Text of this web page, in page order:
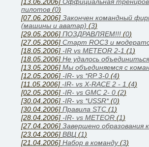
пилотов (0)
[07.06.2006] Закончен командный
(машины и аватар) (3)
[29.05.2006] ПОЗДРАВЛЯЕМ!!! (0)
[27.05.2006] Старт ROC3 и
[18.05.2006] -IR vs METEOR 2-1 (1)
[18.05.2006] Не удалось объединиться
[13.05.2006] Мы объединяемся с
[12.05.2006] -IR- vs *RP 3-0 (4)
[11.05.2006] -IR- vs X-RACE 2 - 1 (4)
[02.05.2006] -IR- vs GMC 2- 0 (2)
[30.04.2006] -IR- vs *USSR*(0)
[30.04.2006] Правила STC (1)
[28.04.2006] -IR- vs METEOR (1)
[27.04.2006] Завершено образования
[23.04.2006] ВВЦ (1)
[21.04.2006] Набор в команду(3)